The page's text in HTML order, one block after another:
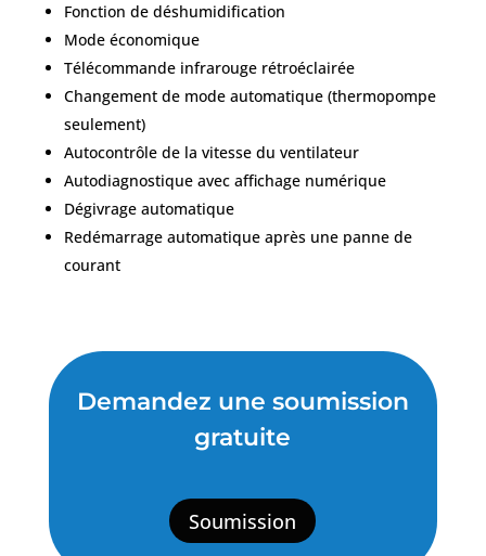
Fonction de déshumidification
Mode économique
Télécommande infrarouge rétroéclairée
Changement de mode automatique (thermopompe
seulement)
Autocontrôle de la vitesse du ventilateur
Autodiagnostique avec affichage numérique
Dégivrage automatique
Redémarrage automatique après une panne de
courant
Demandez une soumission
gratuite
Soumission